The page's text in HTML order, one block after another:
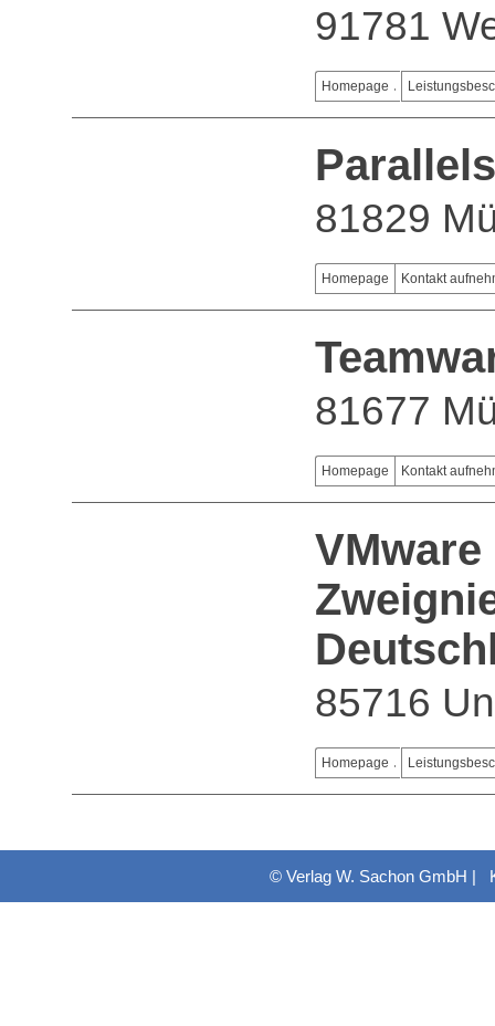
91781
Homepage
81829
Homepage Kontakt
81677
Homepage Kontakt
85716
Homepage
© Verlag W. Sachon GmbH |